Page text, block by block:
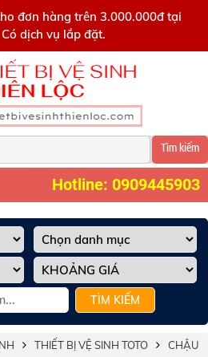
đơn hàng trên 3.000.000đ tại
dịch vụ lắp đặt.
Tìm kiếm
Hotline: 0909445903
TÌM KIẾM
THIẾT BỊ VỆ SINH TOTO
CHẬU